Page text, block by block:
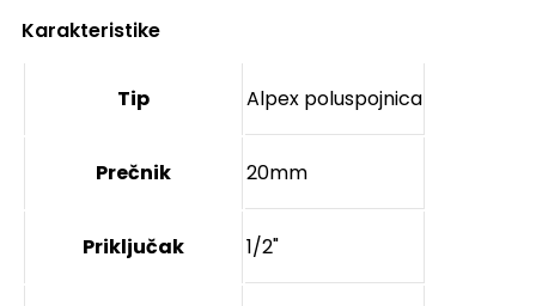
Karakteristike
Tip Alpex poluspojnica
Prečnik 20mm
Priključak 1/2"